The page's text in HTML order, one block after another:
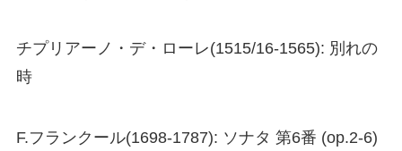
チプリアーノ・デ・ローレ(1515/16-1565): 別れの
時
F.フランクール(1698-1787): ソナタ 第6番 (op.2-6)